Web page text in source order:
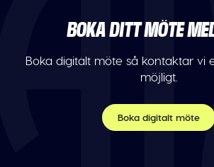
BOKA DITT MÖTE
Boka digitalt möte så kontaktar vi
möjligt.
Boka digitalt möte